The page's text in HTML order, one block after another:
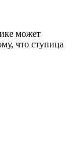
может
что ступица